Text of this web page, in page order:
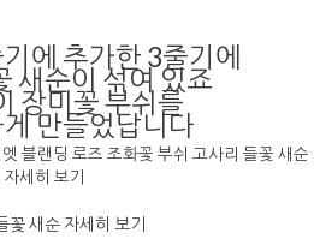
에 추가한 3줄기에
새순이 섞여 있죠
장미꽃 부쉬를
만들었답니다
꽃 새순 자세히 보기